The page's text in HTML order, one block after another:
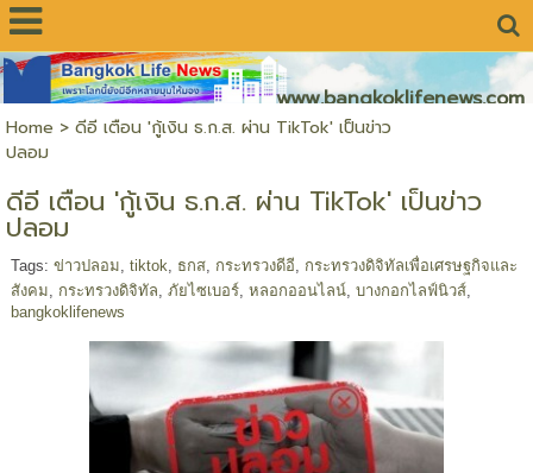
www.bangkoklifenews.com
Home > ดีอี เตือน 'กู้เงิน ธ.ก.ส. ผ่าน TikTok' เป็นข่าว
ปลอม
ดีอี เตือน 'กู้เงิน ธ.ก.ส. ผ่าน TikTok' เป็นข่าว
ปลอม
Tags: ข่าวปลอม tiktok ธกส, กระทรวงดีอี
กระทรวงดิจิทัลเพื่อเศรษฐกิจและ
สังคม
กระทรวงดิจิทัล ภัยไซเบอร์, หลอกออนไลน์, บางกอกไลฟ์นิวส์,
bangkoklifenews